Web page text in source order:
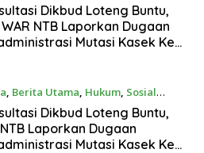
3, 2026Dikbud Loteng Buntu,
WAR NTB Laporkan Dugaan
Mutasi Kasek Ke
, Berita Utama, Hukum, Sosial
3, 2026Dikbud Loteng Buntu,
NTB Laporkan Dugaan
Mutasi Kasek Ke